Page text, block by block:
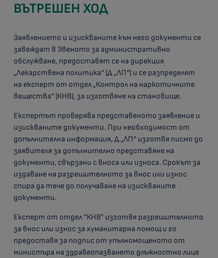
ВЪТРЕШЕН ХОД
Заявлението и изискваните към него документи се
завеждат в Звеното за административно
обслужване, предоставят се на дирекция
„Лекарствена политика“ (Д „ЛП“) и се разпределят
на експерт от отдел „Контрол на наркотичните
вещества“ (КНВ), за изготвяне на становище.
Експертът проверява представеното заявление и
изискваните документи. При необходимост от
допълнителна информация, Д „ЛП“ изготвя писмо до
заявителя за допълнително представяне на
документи, свързани с вноса или износа. Срокът за
издаване на разрешителното за внос или износ
спира да тече до получаване на изискваните
документи.
Експерт от отдел ”КНВ” изготвя разрешителното
за внос или износ за хуманитарна помощ и го
предоставя за подпис от упълномощеното от
министъра на здравеопазването длъжностно лице